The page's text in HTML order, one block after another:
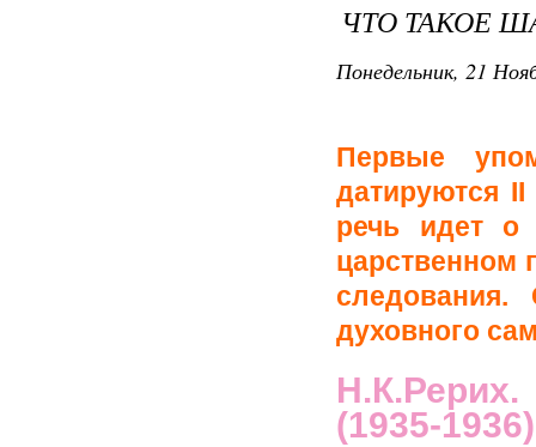
ЧТО ТАКОЕ
Понедельник, 21
Первые
датируются
речь идет о
царственном
духовного
(1935-1936)